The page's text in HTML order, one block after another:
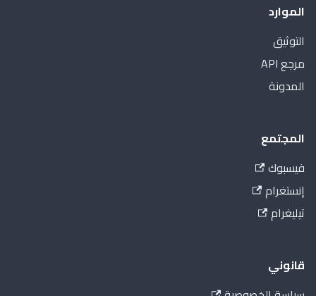
الموارد
التوثيق
مرجع API
المدونة
المجتمع
فيسبوك
إنستغرام
تيليغرام
قانوني